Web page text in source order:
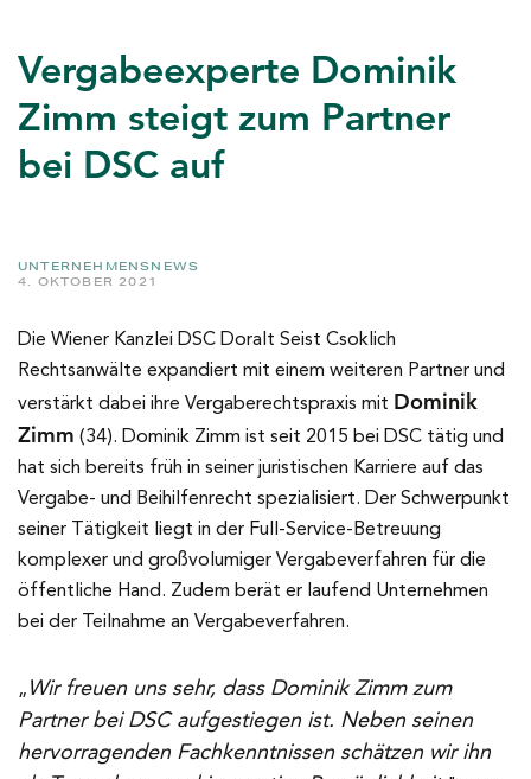
Vergabeexperte Dominik
Zimm steigt zum Partner
bei DSC auf
UNTERNEHMENSNEWS
4. OKTOBER 2021
Die Wiener Kanzlei DSC Doralt Seist Csoklich
Rechtsanwälte expandiert mit einem weiteren Partner und
verstärkt dabei ihre Vergaberechtspraxis mit Dominik
Zimm (34). Dominik Zimm ist seit 2015 bei DSC tätig und
hat sich bereits früh in seiner juristischen Karriere auf das
Vergabe- und Beihilfenrecht spezialisiert. Der Schwerpunkt
seiner Tätigkeit liegt in der Full-Service-Betreuung
komplexer und großvolumiger Vergabeverfahren für die
öffentliche Hand. Zudem berät er laufend Unternehmen
bei der Teilnahme an Vergabeverfahren.
„ Wir freuen uns sehr, dass Dominik Zimm zum
Partner bei DSC aufgestiegen ist. Neben seinen
hervorragenden Fachkenntnissen schätzen wir ihn